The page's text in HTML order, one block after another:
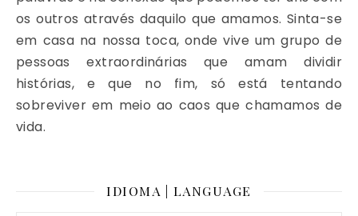
os outros através daquilo que amamos. Sinta-se
em casa na nossa toca, onde vive um grupo de
pessoas extraordinárias que amam dividir
histórias, e que no fim, só está tentando
sobreviver em meio ao caos que chamamos de
vida.
IDIOMA | LANGUAGE